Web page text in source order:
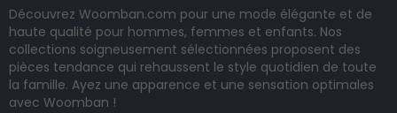
Découvrez Woomban.com pour une mode élégante et de
haute qualité pour hommes, femmes et enfants. Nos
collections soigneusement sélectionnées proposent des
pièces tendance qui rehaussent le style quotidien de toute
la famille. Ayez une apparence et une sensation optimales
avec Woomban !